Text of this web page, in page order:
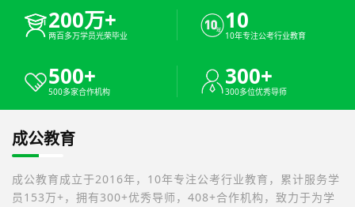
200万+
两百多万学员光荣毕业
10
10年专注公考行业教育
500+
500多家合作机构
300+
300多位优秀导师
成公教育
成公教育成立于2016年，10年专注公考行业教育，累计服务学
员153万+，拥有300+优秀导师，408+合作机构，致力于为学